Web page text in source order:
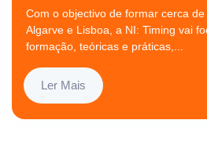
Com o objectivo de formar cerca
Algarve e Lisboa, a NI: Timing vai
formação, teóricas e práticas,...
Ler Mais